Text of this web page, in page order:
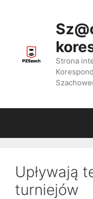
Strona
Upływają
turniejów